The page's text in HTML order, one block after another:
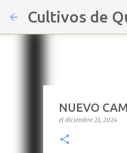
Cultivos de
NUEVO
el diciembre 21, 2024